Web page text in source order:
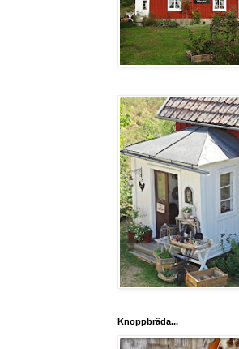
Knoppbräda...